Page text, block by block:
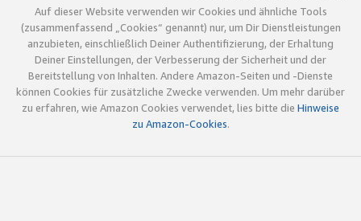
Auf dieser Website verwenden wir Cookies und ähnliche Tools
(zusammenfassend „Cookies“ genannt) nur, um Dir Dienstleistungen
anzubieten, einschließlich Deiner Authentifizierung, der Erhaltung
Deiner Einstellungen, der Verbesserung der Sicherheit und der
Bereitstellung von Inhalten. Andere Amazon-Seiten und -Dienste
können Cookies für zusätzliche Zwecke verwenden. Um mehr darüber
zu erfahren, wie Amazon Cookies verwendet, lies bitte die Hinweise
zu Amazon-Cookies.